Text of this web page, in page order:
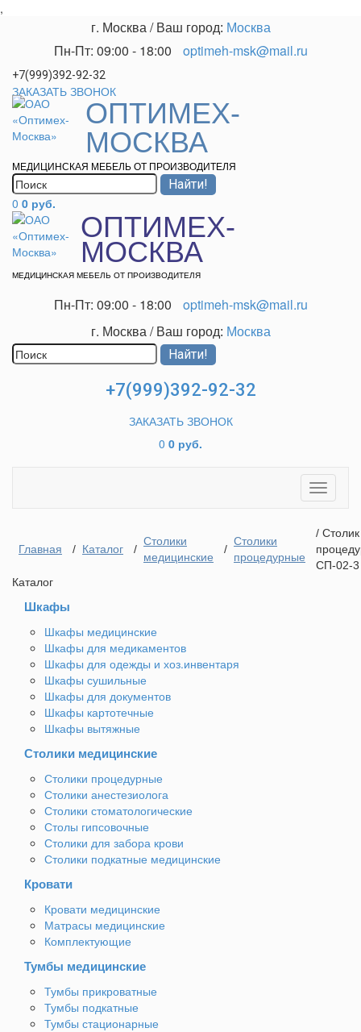
,
г. Москва/ Ваш город: Москва
Пн-Пт: 09:00 - 18:00 optimeh-msk@mail.ru
+7(999)392-92-32
ЗАКАЗАТЬ ЗВОНОК
ОПТИМЕХ-
МОСКВА
МЕДИЦИНСКАЯ МЕБЕЛЬ ОТ ПРОИЗВОДИТЕЛЯ
0 0 руб.
ОПТИМЕХ-
МОСКВА
МЕДИЦИНСКАЯ МЕБЕЛЬ ОТ ПРОИЗВОДИТЕЛЯ
Пн-Пт: 09:00 - 18:00
optimeh-msk@mail.ru
г. Москва/ Ваш город: Москва
+7(999)392-92-32
ЗАКАЗАТЬ ЗВОНОК
0 0 руб.
Toggle
Главная / Каталог /
Столики
медицинские
/
Столики
процедурные
/ Столик
СП-02-3
Каталог
Шкафы
Шкафы медицинские
Шкафы для медикаментов
Шкафы для одежды и хоз.инвентаря
Шкафы сушильные
Шкафы для документов
Шкафы картотечные
Шкафы вытяжные
Столики медицинские
Столики процедурные
Столики анестезиолога
Столики стоматологические
Столы гипсовочные
Столики для забора крови
Столики подкатные медицинские
Кровати
Кровати медицинские
Матрасы медицинские
Комплектующие
Тумбы медицинские
Тумбы прикроватные
Тумбы подкатные
Тумбы стационарные